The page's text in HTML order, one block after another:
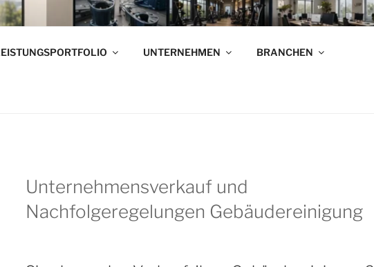
UNTERNEHMEN BRANCHEN
Unternehmensverkauf und
Nachfolgeregelungen Gebäudereinigung